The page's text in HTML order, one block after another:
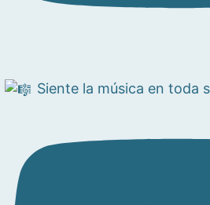
Siente la música en toda